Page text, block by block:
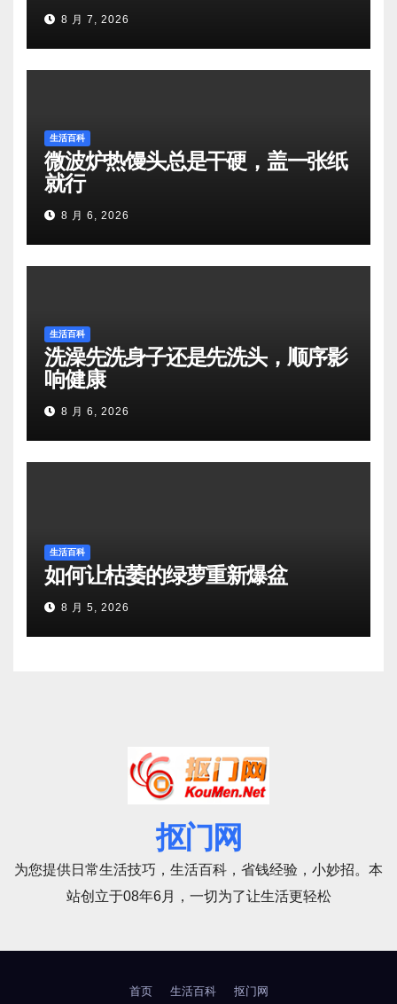
8 月 7, 2026
生活百科
微波炉热馒头总是干硬，盖一张纸
就行
8 月 6, 2026
生活百科
洗澡先洗身子还是先洗头，顺序影
响健康
8 月 6, 2026
生活百科
如何让枯萎的绿萝重新爆盆
8 月 5, 2026
抠门网
为您提供日常生活技巧，生活百科，省钱经验，小妙招。本
站创立于08年6月，一切为了让生活更轻松
首页 生活百科 抠门网